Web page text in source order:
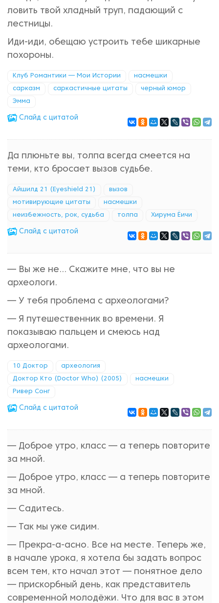
ловить твой хладный труп, падающий с
лестницы.
Иди-иди, обещаю устроить тебе шикарные
похороны.
Клуб Романтики — Мои Истории насмешки
сарказм саркастичные цитаты черный юмор
Эмма
Cлайд с цитатой
Да плюньте вы, толпа всегда смеется на
теми, кто бросает вызов судьбе.
Айшилд 21 (Eyeshield 21) вызов
мотивирующие цитаты насмешки
неизбежность, рок, судьба толпа Хирума Ёичи
Cлайд с цитатой
— Вы же не... Скажите мне, что вы не
археологи.
— У тебя проблема с археологами?
— Я путешественник во времени. Я
показываю пальцем и смеюсь над
археологами.
10 Доктор археология
Доктор Кто (Doctor Who) (2005) насмешки
Ривер Сонг
Cлайд с цитатой
— Доброе утро, класс — а теперь повторите
за мной.
— Доброе утро, класс — а теперь повторите
за мной.
— Садитесь.
— Так мы уже сидим.
— Прекра-а-асно. Все на месте. Теперь же,
в начале урока, я хотела бы задать вопрос
всем тем, кто начал этот — понятное дело
— прискорбный день, как представитель
современной молодёжи. Что для вас в этом